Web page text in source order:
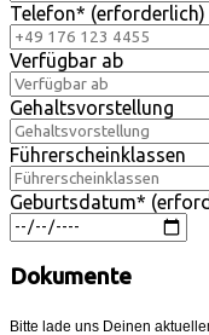
Telefon* (erforderlich)
Verfügbar ab
Gehaltsvorstellung
Führerscheinklassen
Geburtsdatum*
Dokumente
Bitte lade uns Deinen